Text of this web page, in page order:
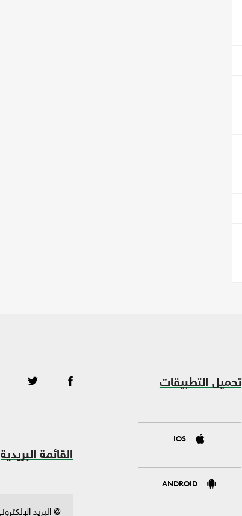
تحميل التطبيقات
IOS
ANDROID
القائمة البريدية